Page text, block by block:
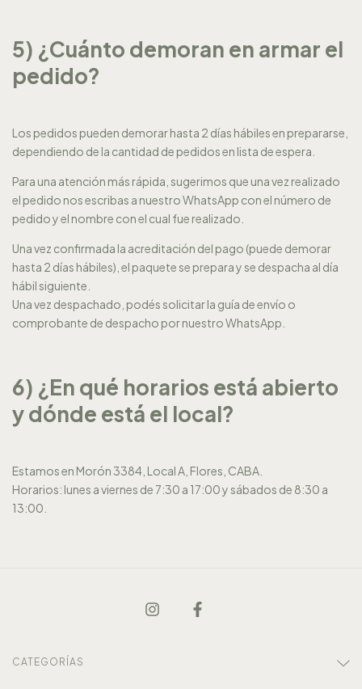
5) ¿Cuánto demoran en armar el
pedido?
Los pedidos pueden demorar hasta 2 días hábiles en prepararse,
dependiendo de la cantidad de pedidos en lista de espera.
Para una atención más rápida, sugerimos que una vez realizado
el pedido nos escribas a nuestro WhatsApp con el número de
pedido y el nombre con el cual fue realizado.
Una vez confirmada la acreditación del pago (puede demorar
hasta 2 días hábiles), el paquete se prepara y se despacha al día
hábil siguiente.
Una vez despachado, podés solicitar la guía de envío o
comprobante de despacho por nuestro WhatsApp.
6) ¿En qué horarios está abierto
y dónde está el local?
Estamos en Morón 3384, Local A, Flores, CABA.
Horarios: lunes a viernes de 7:30 a 17:00 y sábados de 8:30 a
13:00.
CATEGORÍAS